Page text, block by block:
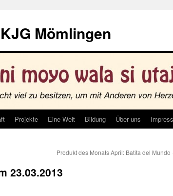
Mömlingen
Projekte Eine-Welt Bildung Über uns
Produkt des Monats April: Batita del Mundo
23.03.2013